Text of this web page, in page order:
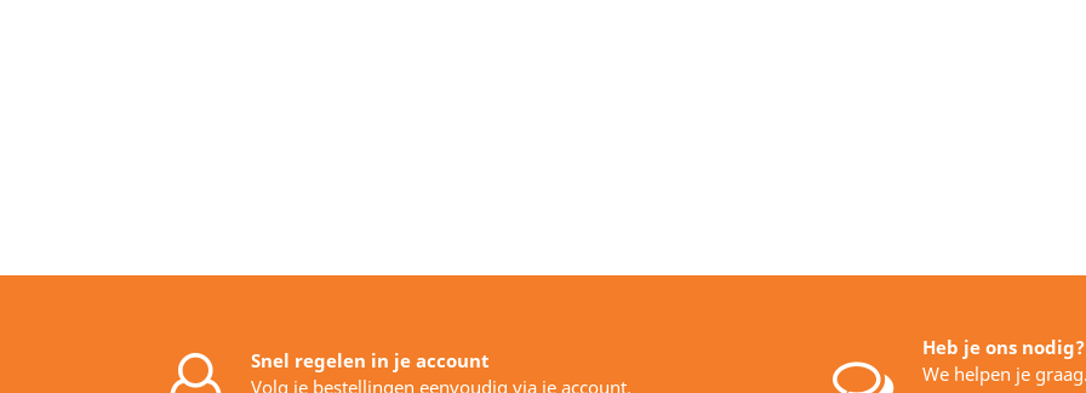
Snel regelen in je account
Volg je bestellingen eenvoudig via je account.
Heb je ons nodig?
We helpen je graag.